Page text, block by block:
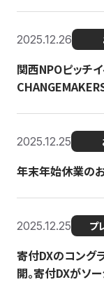
2025.12.26
関西NPOピッチ
2025.12.25
年末年始休業の
2025.12.25 プ
寄付DXのコング
開。寄付DXがソ